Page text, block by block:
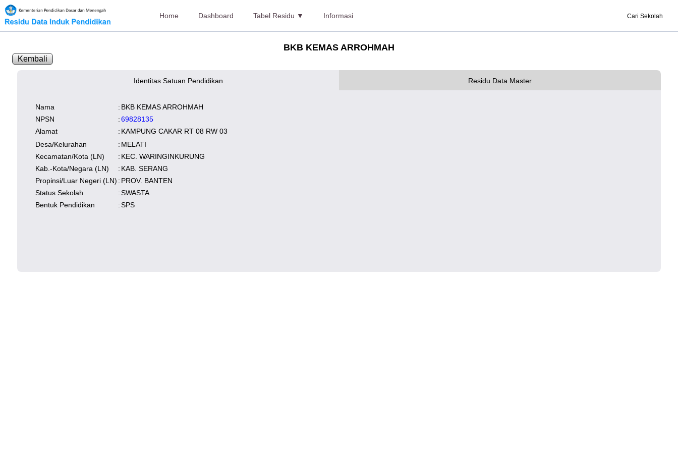
Home Dashboard Tabel Residu ▼ Informasi Cari Sekolah
BKB KEMAS ARROHMAH
Kembali
Identitas Satuan Pendidikan
Nama : BKB KEMAS ARROHMAH
NPSN
:69828135
Alamat
: KAMPUNG CAKAR RT 08 RW 03
Desa/Kelurahan
: MELATI
Kecamatan/Kota (LN)
: KEC. WARINGINKURUNG
Kab.-Kota/Negara (LN)
: KAB. SERANG
Propinsi/Luar Negeri (LN) : PROV. BANTEN
Status Sekolah
:SWASTA
Bentuk Pendidikan
:SPS
Residu Data Master